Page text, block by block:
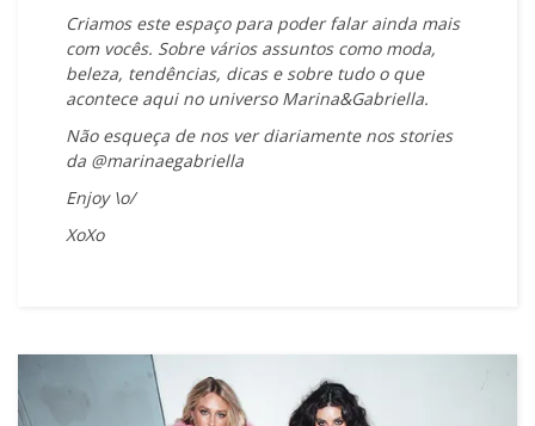
Criamos este espaço para poder falar ainda mais
com vocês. Sobre vários assuntos como moda,
beleza, tendências, dicas e sobre tudo o que
acontece aqui no universo Marina&Gabriella.
Não esqueça de nos ver diariamente nos stories
da @marinaegabriella
Enjoy \o/
XoXo